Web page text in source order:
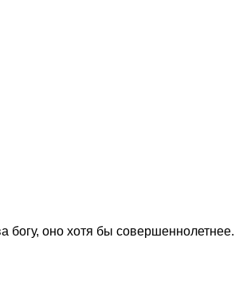
богу, оно хотя бы совершеннолетнее.